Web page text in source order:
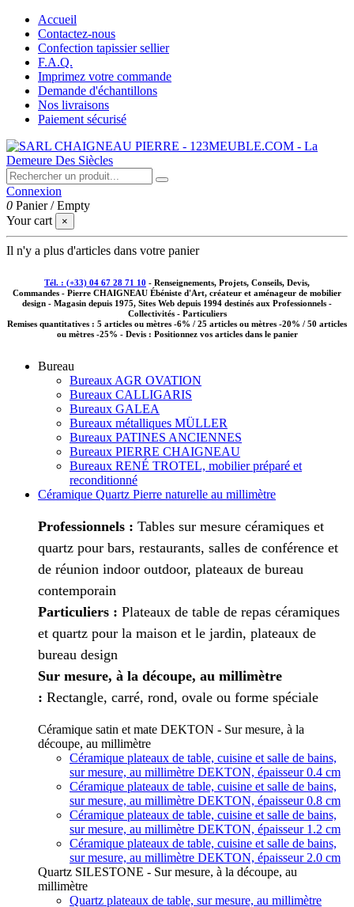
Accueil
Contactez-nous
Confection tapissier sellier
F.A.Q.
Imprimez votre commande
Demande d'échantillons
Nos livraisons
Paiement sécurisé
Connexion
0 Panier /Empty
Your cart
×
Il n'y a plus d'articles dans votre panier
Tél. : (+33) 04 67 28 71 10 - Renseignements, Projets, Conseils, Devis,
Commandes - Pierre CHAIGNEAU Ébéniste d'Art, créateur et aménageur de mobilier
design - Magasin depuis 1975, Sites Web depuis 1994 destinés aux Professionnels -
Collectivités - Particuliers
Remises quantitatives : 5 articles ou mètres -6% / 25 articles ou mètres -20% / 50 articles
ou mètres -25% - Devis : Positionnez vos articles dans le panier
Bureau
Bureaux AGR OVATION
Bureaux CALLIGARIS
Bureaux GALEA
Bureaux métalliques MÜLLER
Bureaux PATINES ANCIENNES
Bureaux PIERRE CHAIGNEAU
Bureaux RENÉ TROTEL, mobilier préparé et
reconditionné
Céramique Quartz Pierre naturelle au millimètre
Professionnels : Tables sur mesure céramiques et
quartz pour bars, restaurants, salles de conférence et
de réunion indoor outdoor, plateaux de bureau
contemporain
Particuliers : Plateaux de table de repas céramiques
et quartz pour la maison et le jardin, plateaux de
bureau design
Sur mesure, à la découpe, au millimètre
: Rectangle, carré, rond, ovale ou forme spéciale
Céramique satin et mate DEKTON - Sur mesure, à la
découpe, au millimètre
Céramique plateaux de table, cuisine et salle de bains,
sur mesure, au millimètre DEKTON, épaisseur 0.4 cm
Céramique plateaux de table, cuisine et salle de bains,
sur mesure, au millimètre DEKTON, épaisseur 0.8 cm
Céramique plateaux de table, cuisine et salle de bains,
sur mesure, au millimètre DEKTON, épaisseur 1.2 cm
Céramique plateaux de table, cuisine et salle de bains,
sur mesure, au millimètre DEKTON, épaisseur 2.0 cm
Quartz SILESTONE - Sur mesure, à la découpe, au
millimètre
Quartz plateaux de table, sur mesure, au millimètre